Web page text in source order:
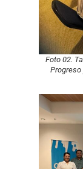
Foto 02.